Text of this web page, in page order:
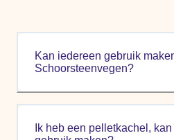
Kan iedereen gebruik
Schoorsteenvegen?
Ik heb een pelletkachel,